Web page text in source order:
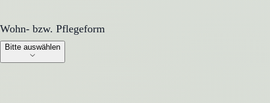
Wohn- bzw. Pflegeform
Wohn- bzw. Pflegeform
Bitte auswählen